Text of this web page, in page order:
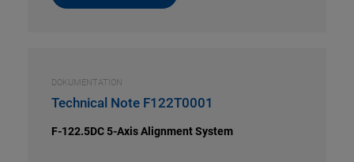
DOKUMENTATION
Technical Note F122T0001
F-122.5DC 5-Axis Alignment System